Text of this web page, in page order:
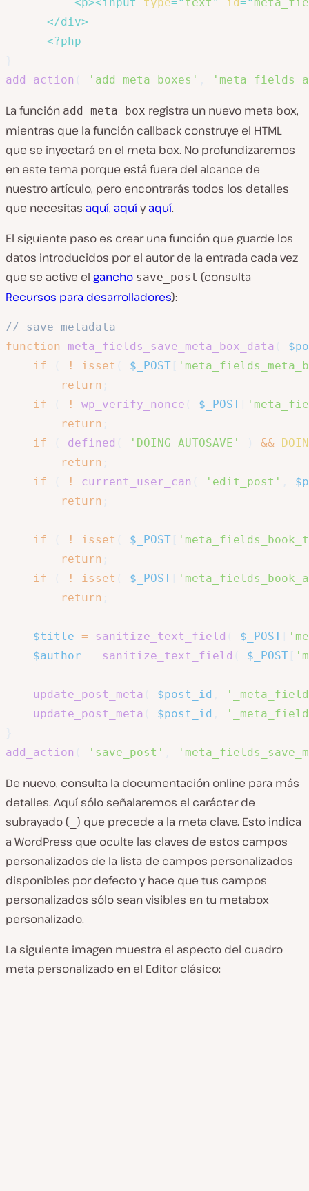
</div>
<?php
add_action
'add_meta_boxes'
La función add_meta_box registra un nuevo meta box,
mientras que la función callback construye el HTML
que se inyectará en el meta box. No profundizaremos
en este tema porque está fuera del alcance de
nuestro artículo, pero encontrarás todos los detalles
que necesitas aquí, aquíyaquí.
El siguiente paso es crear una función que guarde los
datos introducidos por el autor de la entrada cada vez
que se active el gancho save_post (consulta
Recursos para desarrolladores):
// save metadata
function
meta_fields_save_meta_box_data
if
! isset $_POST
return
if
! wp_verify_nonce $_POST
return
if
defined 'DOING_AUTOSAVE' &&
return
if
! current_user_can 'edit_post'
return
if ! isset $_POST
return
if
! isset $_POST
return
$title = sanitize_text_field $_POST
$author = sanitize_text_field $_POST
update_post_meta $post_id
update_post_meta
$post_id
add_action
'save_post'
De nuevo, consulta la documentación online para más
detalles. Aquí sólo señalaremos el carácter de
subrayado ( ) que precede a la meta clave. Esto indica
a WordPress que oculte las claves de estos campos
personalizados de la lista de campos personalizados
disponibles por defecto y hace que tus campos
personalizados sólo sean visibles en tu metabox
personalizado.
La siguiente imagen muestra el aspecto del cuadro
meta personalizado en el Editor clásico: